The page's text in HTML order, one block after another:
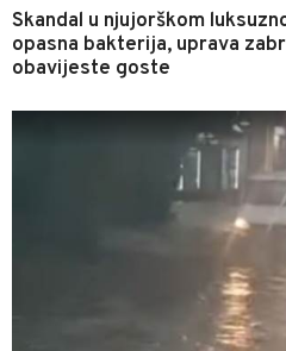
Skandal u njujorškom
opasna bakterija, uprava
obavijeste goste